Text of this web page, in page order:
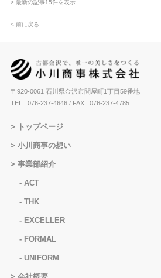
> 最新の記事15件を表示
< 前に戻る
〒920-0061 石川県金沢市問屋町1丁目59番地
TEL : 076-237-4646/ FAX : 076-237-4785
トップページ
小川商事の想い
事業部紹介
ACT
THK
EXCELLER
FORMAL
UNIFORM